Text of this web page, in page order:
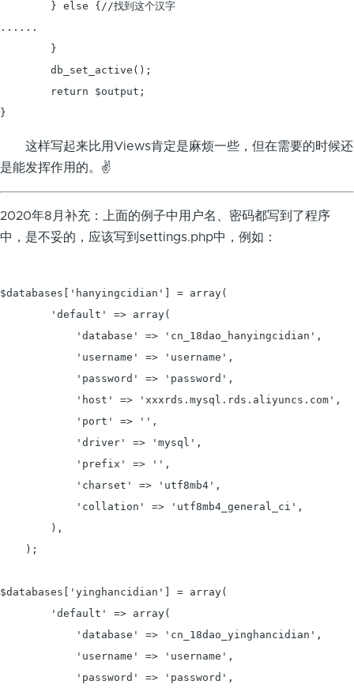
......
这样写起来比用Views肯定是麻烦一些，但在需要的时候还
是能发挥作用的。✌
2020年8月补充：上面的例子中用户名、密码都写到了程序
中，是不妥的，应该写到settings.php中，例如：
$databases['hanyingcidian'] = array(
        'default' => array(
            'database' => 'cn_18dao_hanyingcidian',
            'username' => 'username',
            'password' => 'password',
            'host' => 'xxxrds.mysql.rds.aliyuncs.com',
            'port' => '',
            'driver' => 'mysql',
            'prefix' => '',
            'charset' => 'utf8mb4',
            'collation' => 'utf8mb4_general_ci',
        ),
    );
$databases['yinghancidian'] = array(
        'default' => array(
            'database' => 'cn_18dao_yinghancidian',
            'username' => 'username',
            'password' => 'password',